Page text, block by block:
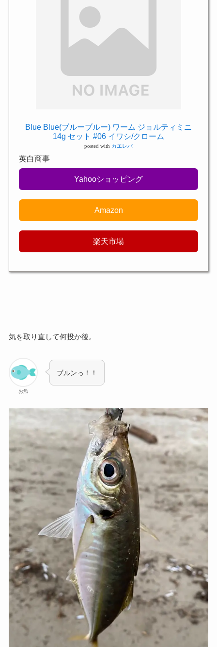
Blue Blue(ブルーブルー) ワーム ジョルティミニ
14g セット #06 イワシ/クローム
posted with カエレバ
英白商事
Yahooショッピング
Amazon
楽天市場
気を取り直して何投か後。
お魚
ブルンっ！！